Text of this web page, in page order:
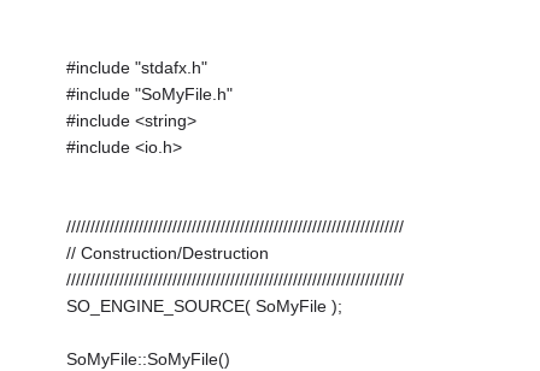
#include "stdafx.h"
#include "SoMyFile.h"
#include <string>
#include <io.h>
//////////////////////////////////////////////////////////////////////
// Construction/Destruction
//////////////////////////////////////////////////////////////////////
SO_ENGINE_SOURCE( SoMyFile );
SoMyFile::SoMyFile()